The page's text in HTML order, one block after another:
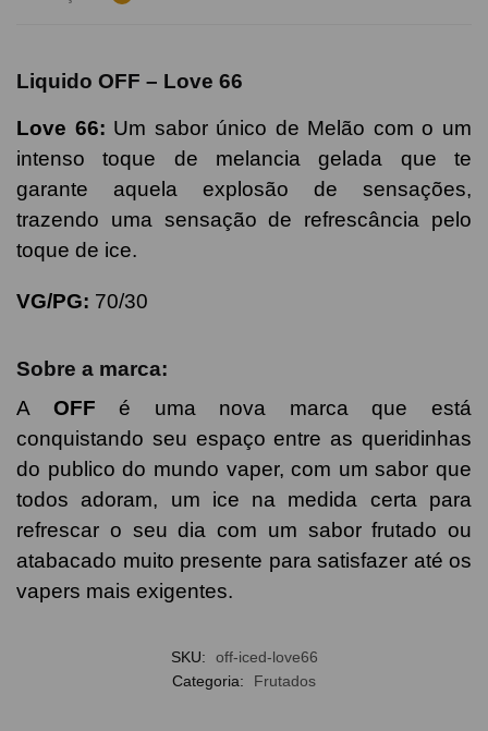
Liquido OFF – Love 66
Love 66: Um sabor único de Melão com o um
intenso toque de melancia gelada que te
garante aquela explosão de sensações,
trazendo uma sensação de refrescância pelo
toque de ice.
VG/PG: 70/30
Sobre a marca:
A OFF é uma nova marca que está
conquistando seu espaço entre as queridinhas
do publico do mundo vaper, com um sabor que
todos adoram, um ice na medida certa para
refrescar o seu dia com um sabor frutado ou
atabacado muito presente para satisfazer até os
vapers mais exigentes.
SKU:
off-iced-love66
Categoria:
Frutados